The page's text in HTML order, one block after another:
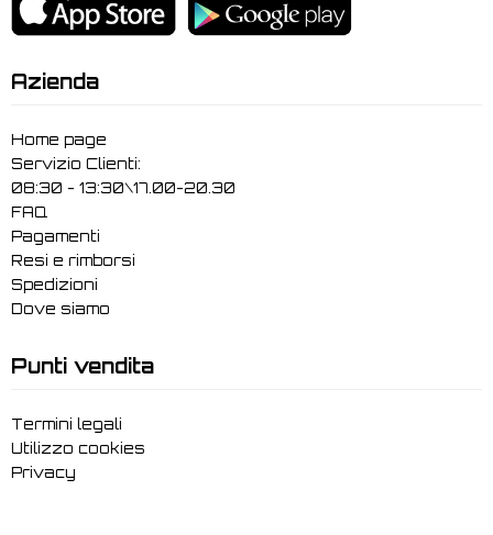
Azienda
Home page
Servizio Clienti:
08:30 - 13:30\17.00-20.30
FAQ
Pagamenti
Resi e rimborsi
Spedizioni
Dove siamo
Punti vendita
Termini legali
Utilizzo cookies
Privacy